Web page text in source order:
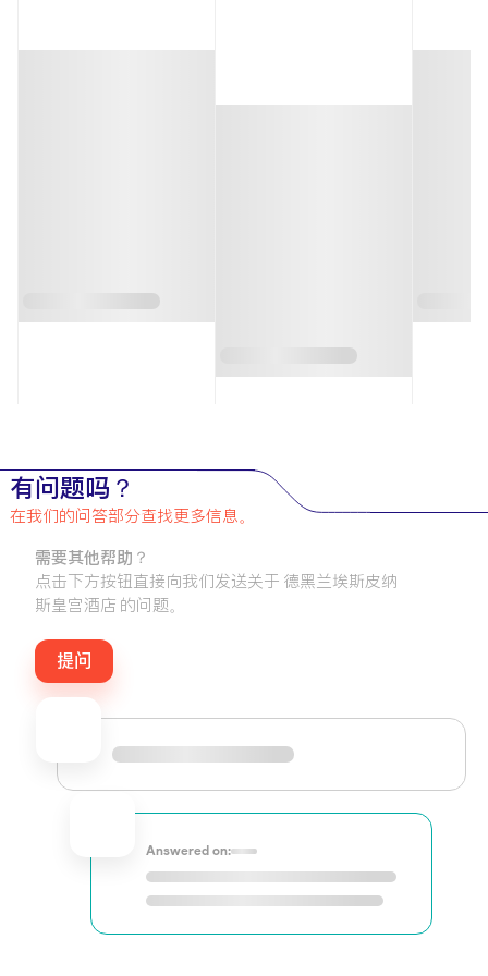
有问题吗？
在我们的问答部分查找更多信息。
需要其他帮助？
点击下方按钮直接向我们发送关于 德黑兰埃斯皮纳
斯皇宫酒店 的问题。
提问
Answered on: